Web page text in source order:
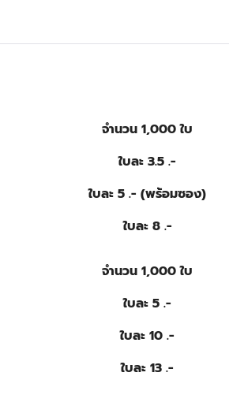
จำนวน 1,000 ใบ
ใบละ 3.5 .-
ใบละ 5 .- (พร้อมซอง)
ใบละ 8 .-
จำนวน 1,000 ใบ
ใบละ 5 .-
ใบละ 10 .-
ใบละ 13 .-